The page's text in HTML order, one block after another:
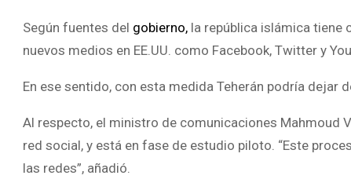
Según fuentes del gobierno, la república islámica tiene
nuevos medios en EE.UU. como Facebook, Twitter y
En ese sentido, con esta medida Teherán podría dejar
Al respecto, el ministro de comunicaciones Mahmoud
red social, y está en fase de estudio piloto. “Este
las redes”, añadió.